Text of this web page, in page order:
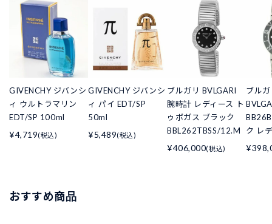
GIVENCHY ジバンシ
ィ ウルトラマリン
EDT/SP 100ml
¥4,719(税込)
GIVENCHY ジバンシ
ィ パイ EDT/SP
50ml
¥5,489(税込)
ブルガリ BVLGARI
腕時計 レディース ト
ゥボガス ブラック
BBL262TBSS/12.M
¥406,000(税込)
ブル
ク レ
おすすめ商品